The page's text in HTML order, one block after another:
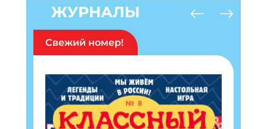
ЖУРНАЛЫ
Свежий номер!